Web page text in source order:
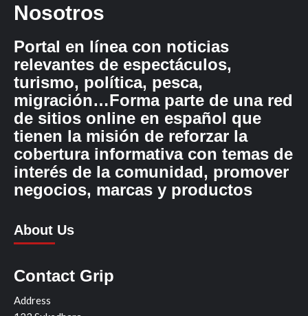
Nosotros
Portal en línea con noticias
relevantes de espectáculos,
turismo, política, pesca,
migración…Forma parte de una red
de sitios online en español que
tienen la misión de reforzar la
cobertura informativa con temas de
interés de la comunidad, promover
negocios, marcas y productos
About Us
Contact Grip
Address